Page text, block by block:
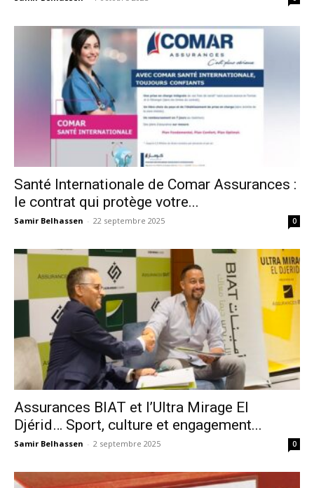
Santé Internationale de Comar Assurances :
le contrat qui protège votre...
Samir Belhassen - 22 septembre 2025 0
Assurances BIAT et l’Ultra Mirage El
Djérid… Sport, culture et engagement...
Samir Belhassen - 2 septembre 2025 0